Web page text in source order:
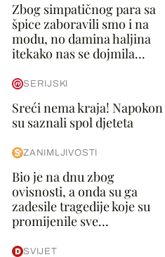
Zbog simpatičnog para sa
špice zaboravili smo i na
modu, no damina haljina
itekako nas se dojmila...
SERIJSKI
Sreći nema kraja! Napokon
su saznali spol djeteta
ZANIMLJIVOSTI
Bio je na dnu zbog
ovisnosti, a onda su ga
zadesile tragedije koje su
promijenile sve...
SVIJET